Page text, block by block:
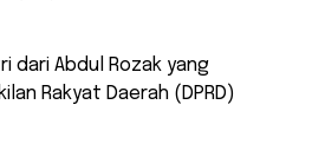
dari Abdul Rozak yang
Rakyat Daerah (DPRD)